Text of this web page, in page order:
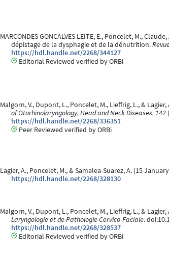
MARCONDES GONCALVES LEITE, E., Poncelet, M.,
dépistage de la dysphagie et de la dénutrition.
https://hdl.handle.net/2268/344127
Editorial Reviewed verified by ORBi
Malgorn, V., Dupont, L., Poncelet, M., Lieffrig, L., &
of Otorhinolaryngology, Head and Neck Diseases, 142
https://hdl.handle.net/2268/336351
Peer Reviewed verified by ORBi
Lagier, A., Poncelet, M., & Samalea-Suarez, A. (15
https://hdl.handle.net/2268/328130
Malgorn, V., Dupont, L., Poncelet, M., Lieffrig, L., &
Laryngologie et de Pathologie Cervico-Faciale.
https://hdl.handle.net/2268/328537
Editorial Reviewed verified by ORBi